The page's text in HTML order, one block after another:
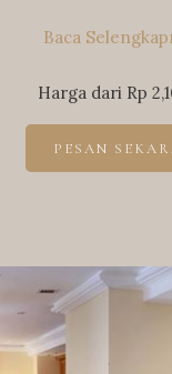
Baca
Harga dari Rp
PESAN